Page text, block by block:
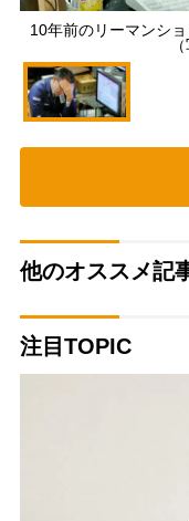
10年前のリーマンシ
他のオススメ記
注目TOPIC